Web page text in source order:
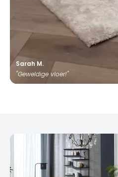
Sarah M.
"Geweldige vloer!"